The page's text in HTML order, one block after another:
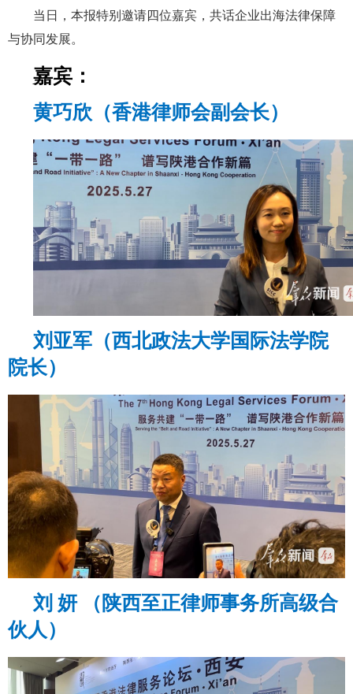
当日，本报特别邀请四位嘉宾，共话企业出海法律保障
与协同发展。
嘉宾：
黄巧欣（香港律师会副会长）
刘亚军（西北政法大学国际法学院
院长）
刘 妍 （陕西至正律师事务所高级合
伙人）